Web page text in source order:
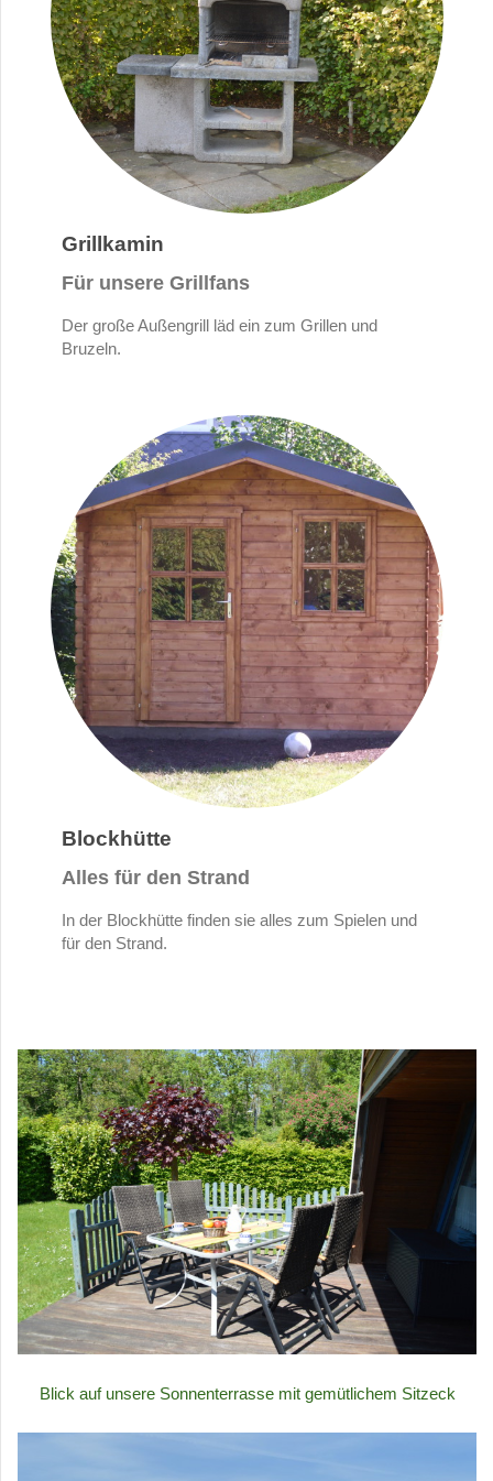
Grillkamin
Für unsere Grillfans
Der große Außengrill läd ein zum Grillen und
Bruzeln.
Blockhütte
Alles für den Strand
In der Blockhütte finden sie alles zum Spielen und
für den Strand.
Blick auf unsere Sonnenterrasse mit gemütlichem Sitzeck